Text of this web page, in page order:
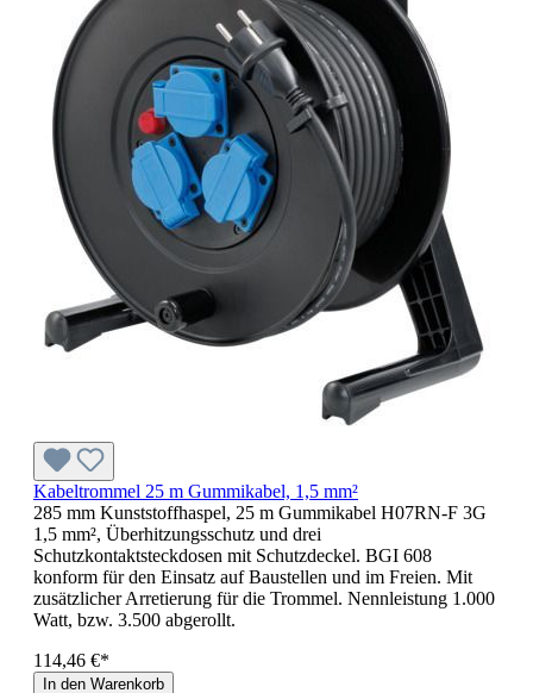
Kabeltrommel 25 m Gummikabel, 1,5 mm²
285 mm Kunststoffhaspel, 25 m Gummikabel H07RN-F 3G
1,5 mm², Überhitzungsschutz und drei
Schutzkontaktsteckdosen mit Schutzdeckel. BGI 608
konform für den Einsatz auf Baustellen und im Freien. Mit
zusätzlicher Arretierung für die Trommel. Nennleistung 1.000
Watt, bzw. 3.500 abgerollt.
114,46 €*
In den Warenkorb